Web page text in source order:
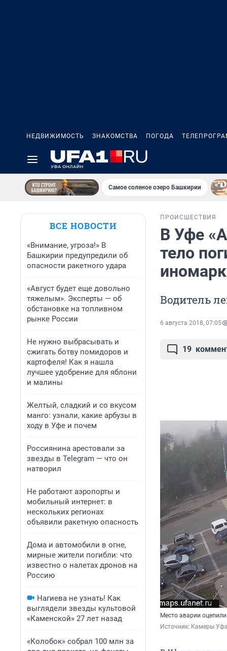
НЕДВИЖИМОСТЬ ЗНАКОМСТВА ПОГОДА
Самое соленое озеро Башкирии
ВСЕ НОВОСТИ
«Внимание, угроза!» В
Башкирии предупредили об
опасности ракетного удара
«Август будет еще довольно
тяжелым». Эксперты — об
обстановке на топливном
рынке России
Не нужно выбрасывать и
сжигать ботву помидоров и
картофеля! Как я нашла
лучшее удобрение для яблони
и малины
Желтый, сладкий и со вкусом
манго: узнали, какие арбузы в
ходу в Уфе и почем
Россиянина арестовали за
звезды в Telegram — что он
натворил
Не работают аэропорты и
мобильный интернет: в
нескольких регионах
объявили ракетную опасность
Дома и автомобили в огне,
мирные жители погибли: что
известно о налетах дронов на
Россию
Нагиева не узнать! Как
выглядели звезды культовой
«Каменской» 27 лет назад
«Колобок» собрал 100 млн за
ПРОИСШЕСТВИЯ
В Уфе
тело
Водитель
6 августа 2018, 07:05
19
Место аварии
Источник: Камеры